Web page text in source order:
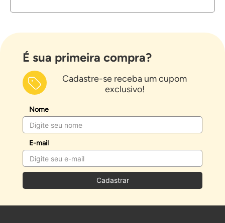
É sua primeira compra?
Cadastre-se receba um cupom
exclusivo!
Nome
E-mail
Cadastrar